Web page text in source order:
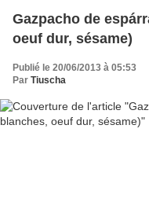
Gazpacho de
oeuf dur, sésame)
Publié le 20/06/2013 à 05:53
Par Tiuscha